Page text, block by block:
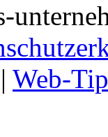
| Web-